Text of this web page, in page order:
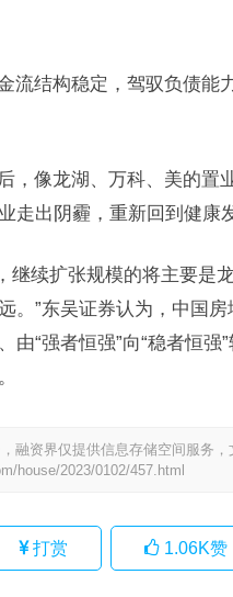
流结构稳定，驾驭负债能
，像龙湖、万科、美的置
走出阴霾，重新回到健康
继续扩张规模的将主要是
。”东吴证券认为，中国
“强者恒强”向“稳者恒强
融资界仅提供信息存储空间服务
house/2023/0102/457.html
打赏 1.06K赞